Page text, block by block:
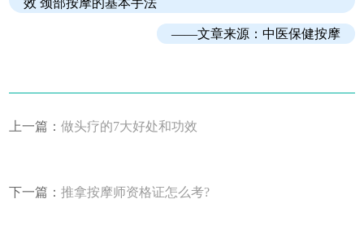
效颈部按摩的基本手法
——文章来源： 中医保健按摩
上一篇：做头疗的7大好处和功效
下一篇：推拿按摩师资格证怎么考?